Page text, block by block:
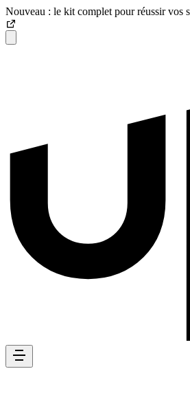
Nouveau : le kit complet pour réussir vos